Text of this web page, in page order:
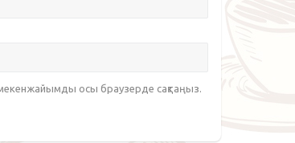
осы браузерде сақтаңыз.